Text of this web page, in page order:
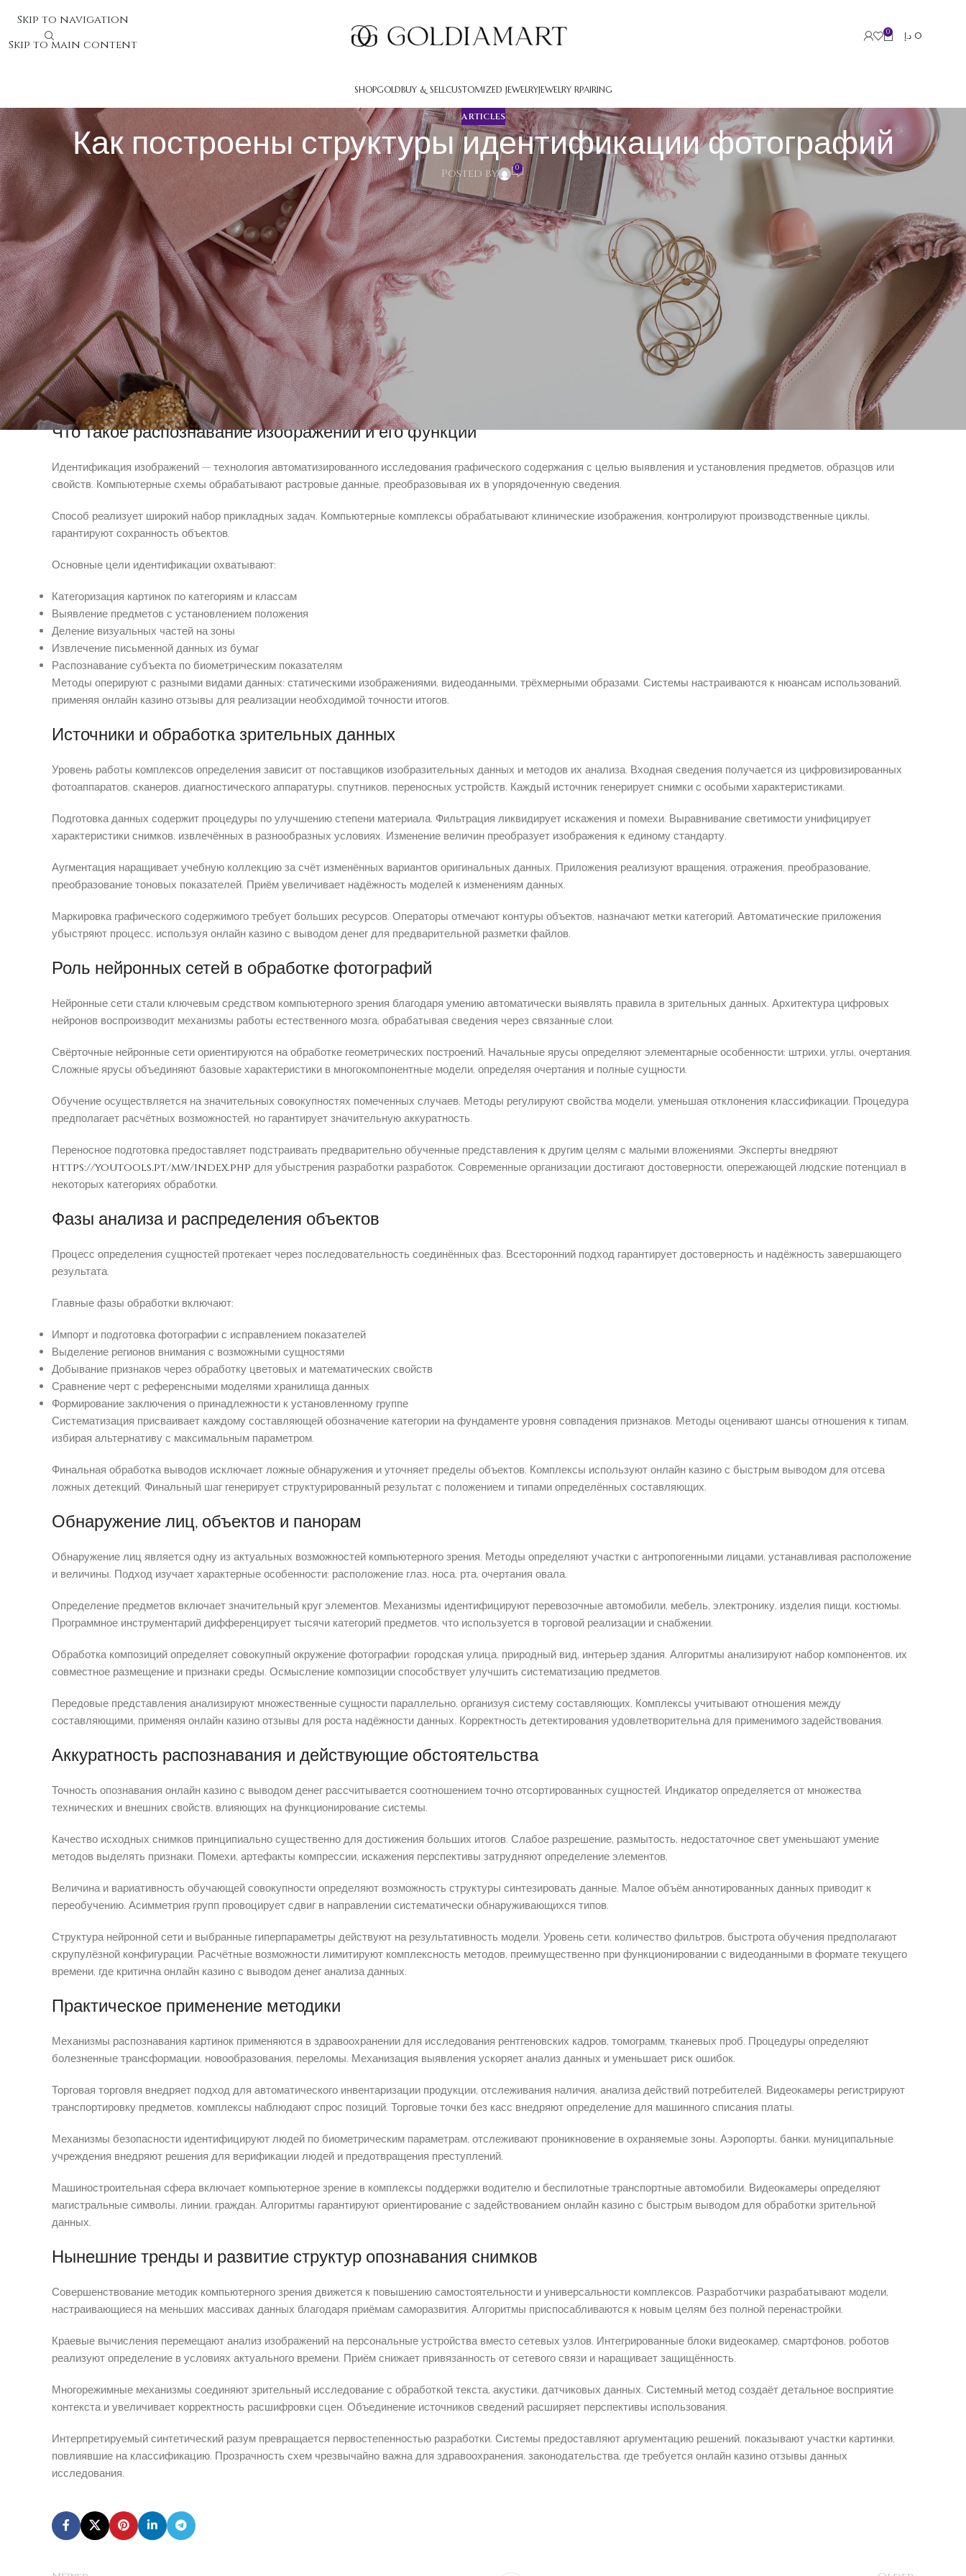
Skip to navigation
Skip to main content
0 0 د.إ
SHOPGOLDBUY & SELLCUSTOMIZED JEWELRYJEWELRY RPAIRING
ARTICLES
Как построены структуры идентификации фотографий
Posted by 0
Как построены структуры идентификации фотографий
Комплексы распознавания фотографий являют собой набор методов и программных разработок, способных распознавать сущности, лица, текст и прочие составляющие на
цифровизированных снимках или видеозаписях. Технология основывается на способах машинного обучения и компьютерного зрения.
Базис современных комплексов формируют сложные нейронные сети, обученные на миллионах случаев. Схемы извлекают типичные черты: силуэты, тона, текстуры,
геометрические формы. Программное инструментарий сопоставляет собранные данные с базовыми моделями.
Процесс содержит несколько фаз. Сначала осуществляется первичная обработка: унификация светимости, устранение помех. Потом механизм выделяет главные
характеристики объектов. На финальном этапе алгоритмы сортируют обнаруженные составляющие.
Нынешние инструменты применяют онлайн казино с быстрым выводом для повышения корректности изучения. Устройство софтверных систем постоянно улучшается,
увеличивая перспективы машинной анализа визуального контента.
Что такое распознавание изображений и его функции
Идентификация изображений — технология автоматизированного исследования графического содержания с целью выявления и установления предметов, образцов или
свойств. Компьютерные схемы обрабатывают растровые данные, преобразовывая их в упорядоченную сведения.
Способ реализует широкий набор прикладных задач. Компьютерные комплексы обрабатывают клинические изображения, контролируют производственные циклы,
гарантируют сохранность объектов.
Основные цели идентификации охватывают:
Категоризация картинок по категориям и классам
Выявление предметов с установлением положения
Деление визуальных частей на зоны
Извлечение письменной данных из бумаг
Распознавание субъекта по биометрическим показателям
Методы оперируют с разными видами данных: статическими изображениями, видеоданными, трёхмерными образами. Системы настраиваются к нюансам использований,
применяя онлайн казино отзывы для реализации необходимой точности итогов.
Источники и обработка зрительных данных
Уровень работы комплексов определения зависит от поставщиков изобразительных данных и методов их анализа. Входная сведения получается из цифровизированных
фотоаппаратов, сканеров, диагностического аппаратуры, спутников, переносных устройств. Каждый источник генерирует снимки с особыми характеристиками.
Подготовка данных содержит процедуры по улучшению степени материала. Фильтрация ликвидирует искажения и помехи. Выравнивание светимости унифицирует
характеристики снимков, извлечённых в разнообразных условиях. Изменение величин преобразует изображения к единому стандарту.
Аугментация наращивает учебную коллекцию за счёт изменённых вариантов оригинальных данных. Приложения реализуют вращения, отражения, преобразование,
преобразование тоновых показателей. Приём увеличивает надёжность моделей к изменениям данных.
Маркировка графического содержимого требует больших ресурсов. Операторы отмечают контуры объектов, назначают метки категорий. Автоматические приложения
убыстряют процесс, используя онлайн казино с выводом денег для предварительной разметки файлов.
Роль нейронных сетей в обработке фотографий
Нейронные сети стали ключевым средством компьютерного зрения благодаря умению автоматически выявлять правила в зрительных данных. Архитектура цифровых
нейронов воспроизводит механизмы работы естественного мозга, обрабатывая сведения через связанные слои.
Свёрточные нейронные сети ориентируются на обработке геометрических построений. Начальные ярусы определяют элементарные особенности: штрихи, углы, очертания.
Сложные ярусы объединяют базовые характеристики в многокомпонентные модели, определяя очертания и полные сущности.
Обучение осуществляется на значительных совокупностях помеченных случаев. Методы регулируют свойства модели, уменьшая отклонения классификации. Процедура
предполагает расчётных возможностей, но гарантирует значительную аккуратность.
Переносное подготовка предоставляет подстраивать предварительно обученные представления к другим целям с малыми вложениями. Эксперты внедряют
https://youtools.pt/mw/index.php для убыстрения разработки разработок. Современные организации достигают достоверности, опережающей людские потенциал в
некоторых категориях обработки.
Фазы анализа и распределения объектов
Процесс определения сущностей протекает через последовательность соединённых фаз. Всесторонний подход гарантирует достоверность и надёжность завершающего
результата.
Главные фазы обработки включают:
Импорт и подготовка фотографии с исправлением показателей
Выделение регионов внимания с возможными сущностями
Добывание признаков через обработку цветовых и математических свойств
Сравнение черт с референсными моделями хранилища данных
Формирование заключения о принадлежности к установленному группе
Систематизация присваивает каждому составляющей обозначение категории на фундаменте уровня совпадения признаков. Методы оценивают шансы отношения к типам,
избирая альтернативу с максимальным параметром.
Финальная обработка выводов исключает ложные обнаружения и уточняет пределы объектов. Комплексы используют онлайн казино с быстрым выводом для отсева
ложных детекций. Финальный шаг генерирует структурированный результат с положением и типами определённых составляющих.
Обнаружение лиц, объектов и панорам
Обнаружение лиц является одну из актуальных возможностей компьютерного зрения. Методы определяют участки с антропогенными лицами, устанавливая расположение
и величины. Подход изучает характерные особенности: расположение глаз, носа, рта, очертания овала.
Определение предметов включает значительный круг элементов. Механизмы идентифицируют перевозочные автомобили, мебель, электронику, изделия пищи, костюмы.
Программное инструментарий дифференцирует тысячи категорий предметов, что используется в торговой реализации и снабжении.
Обработка композиций определяет совокупный окружение фотографии: городская улица, природный вид, интерьер здания. Алгоритмы анализируют набор компонентов, их
совместное размещение и признаки среды. Осмысление композиции способствует улучшить систематизацию предметов.
Передовые представления анализируют множественные сущности параллельно, организуя систему составляющих. Комплексы учитывают отношения между
составляющими, применяя онлайн казино отзывы для роста надёжности данных. Корректность детектирования удовлетворительна для применимого задействования.
Аккуратность распознавания и действующие обстоятельства
Точность опознавания онлайн казино с выводом денег рассчитывается соотношением точно отсортированных сущностей. Индикатор определяется от множества
технических и внешних свойств, влияющих на функционирование системы.
Качество исходных снимков принципиально существенно для достижения больших итогов. Слабое разрешение, размытость, недостаточное свет уменьшают умение
методов выделять признаки. Помехи, артефакты компрессии, искажения перспективы затрудняют определение элементов.
Величина и вариативность обучающей совокупности определяют возможность структуры синтезировать данные. Малое объём аннотированных данных приводит к
переобучению. Асимметрия групп провоцирует сдвиг в направлении систематически обнаруживающихся типов.
Структура нейронной сети и выбранные гиперпараметры действуют на результативность модели. Уровень сети, количество фильтров, быстрота обучения предполагают
скрупулёзной конфигурации. Расчётные возможности лимитируют комплексность методов, преимущественно при функционировании с видеоданными в формате текущего
времени, где критична онлайн казино с выводом денег анализа данных.
Практическое применение методики
Механизмы распознавания картинок применяются в здравоохранении для исследования рентгеновских кадров, томограмм, тканевых проб. Процедуры определяют
болезненные трансформации, новообразования, переломы. Механизация выявления ускоряет анализ данных и уменьшает риск ошибок.
Торговая торговля внедряет подход для автоматического инвентаризации продукции, отслеживания наличия, анализа действий потребителей. Видеокамеры регистрируют
транспортировку предметов, комплексы наблюдают спрос позиций. Торговые точки без касс внедряют определение для машинного списания платы.
Механизмы безопасности идентифицируют людей по биометрическим параметрам, отслеживают проникновение в охраняемые зоны. Аэропорты, банки, муниципальные
учреждения внедряют решения для верификации людей и предотвращения преступлений.
Машиностроительная сфера включает компьютерное зрение в комплексы поддержки водителю и беспилотные транспортные автомобили. Видеокамеры определяют
магистральные символы, линии, граждан. Алгоритмы гарантируют ориентирование с задействованием онлайн казино с быстрым выводом для обработки зрительной
данных.
Нынешние тренды и развитие структур опознавания снимков
Совершенствование методик компьютерного зрения движется к повышению самостоятельности и универсальности комплексов. Разработчики разрабатывают модели,
настраивающиеся на меньших массивах данных благодаря приёмам саморазвития. Алгоритмы приспосабливаются к новым целям без полной перенастройки.
Краевые вычисления перемещают анализ изображений на персональные устройства вместо сетевых узлов. Интегрированные блоки видеокамер, смартфонов, роботов
реализуют определение в условиях актуального времени. Приём снижает привязанность от сетевого связи и наращивает защищённость.
Многорежимные механизмы соединяют зрительный исследование с обработкой текста, акустики, датчиковых данных. Системный метод создаёт детальное восприятие
контекста и увеличивает корректность расшифровки сцен. Объединение источников сведений расширяет перспективы использования.
Интерпретируемый синтетический разум превращается первостепенностью разработки. Системы предоставляют аргументацию решений, показывают участки картинки,
повлиявшие на классификацию. Прозрачность схем чрезвычайно важна для здравоохранения, законодательства, где требуется онлайн казино отзывы данных
исследования.